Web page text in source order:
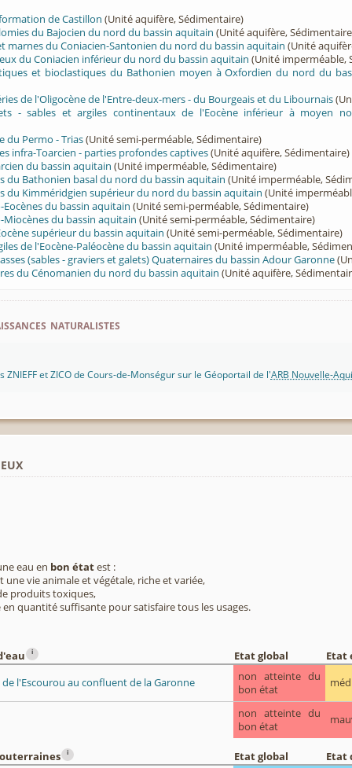
de Castillon (Unité aquifère, Sédimentaire)
du Bajocien du nord du bassin aquitain (Unité aquifère,
marnes du Coniacien-Santonien du nord du bassin aquitain (Unité
du Coniacien inférieur du nord du bassin aquitain (Unité imperméable,
et bioclastiques du Bathonien moyen à Oxfordien du nord du
de l'Oligocène de l'Entre-deux-mers - du Bourgeais et du Libournais
- sables et argiles continentaux de l'Eocène inférieur à moyen
du Permo - Trias(Unité semi-perméable, Sédimentaire)
infra-Toarcien - parties profondes captives(Unité aquifère, Sédimentaire)
du bassin aquitain (Unité imperméable, Sédimentaire)
du Bathonien basal du nord du bassin aquitain (Unité imperméable,
du Kimméridgien supérieur du nord du bassin aquitain (Unité
Eocènes du bassin aquitain (Unité semi-perméable, Sédimentaire)
Miocènes du bassin aquitain (Unité semi-perméable, Sédimentaire)
supérieur du bassin aquitain (Unité semi-perméable, Sédimentaire)
de l'Eocène-Paléocène du bassin aquitain (Unité imperméable,
(sables - graviers et galets) Quaternaires du bassin Adour Garonne
du Cénomanien du nord du bassin aquitain (Unité aquifère,
naturalistes
ZNIEFF et ZICO de Cours-de-Monségur sur le Géoportail de l'ARB Nouvelle-
eau en bon étatest :
une vie animale et végétale, riche et variée,
produits toxiques,
quantité suffisante pour satisfaire tous les usages.
i Etat global
Etat
l'Escourou au confluent de la Garonne
non atteinte du
bon état
non atteinte du
bon état
i Etat global
Etat